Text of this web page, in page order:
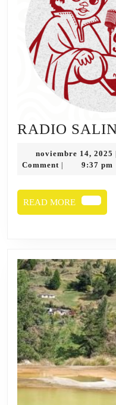
RADIO
noviembre 14, 2025
Comment
9:37 pm
READ MORE